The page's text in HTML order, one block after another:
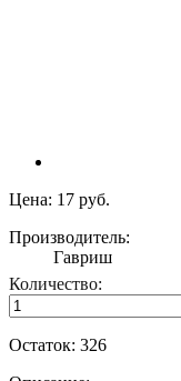
Цена: 17 руб.
Производитель:
Гавриш
Количество:
Остаток: 326